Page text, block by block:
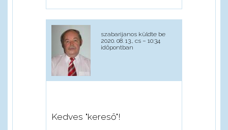
szabarijanosküldte be
2020. 08. 13., cs – 10:34
időpontban
Kedves "kereső"!